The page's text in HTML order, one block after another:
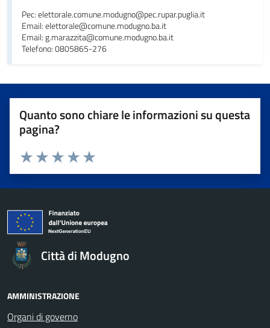
Pec: elettorale.comune.modugno@pec.rupar.puglia.it
Email: elettorale@comune.modugno.ba.it
Email: g.marazzita@comune.modugno.ba.it
Telefono: 0805865-276
Quanto sono chiare le informazioni su questa
pagina?
Valuta da 1 a 5 stelle la pagina
Valuta 5 stelle su 5
Valuta 4 stelle su 5
Valuta 3 stelle su 5
Valuta 2 stelle su 5
Valuta 1 stelle su 5
Città di Modugno
AMMINISTRAZIONE
Organi di governo